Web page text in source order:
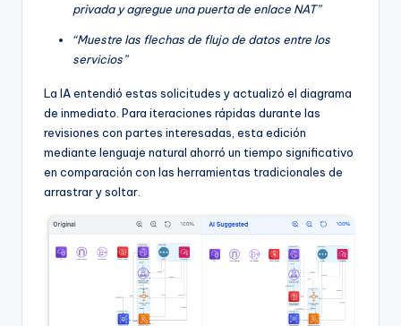
privada y agregue una puerta de enlace NAT”
“Muestre las flechas de flujo de datos entre los
servicios”
La IA entendió estas solicitudes y actualizó el diagrama
de inmediato. Para iteraciones rápidas durante las
revisiones con partes interesadas, esta edición
mediante lenguaje natural ahorró un tiempo significativo
en comparación con las herramientas tradicionales de
arrastrar y soltar.